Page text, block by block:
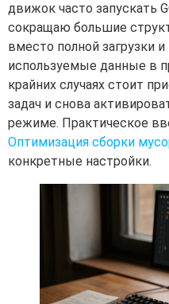
движок часто запускать
сокращаю большие
вместо полной загрузки
используемые данные в
крайних случаях стоит
задач и снова
режиме. Практическое
Оптимизация сборки
конкретные настройки.